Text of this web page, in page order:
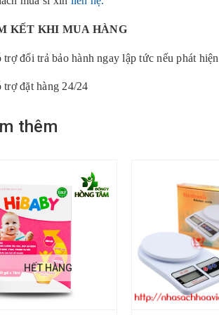
KẾT KHI MUA HÀNG
trợ đổi trả bảo hành ngay lập tức nếu phát
trợ đặt hàng 24/24
thêm
HẾT HÀNG